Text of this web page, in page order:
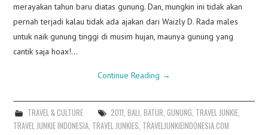
merayakan tahun baru diatas gunung. Dan, mungkin ini tidak akan
pernah terjadi kalau tidak ada ajakan dari Waizly D. Rada males
untuk naik gunung tinggi di musim hujan, maunya gunung yang
cantik saja hoax!…
Continue Reading →
TRAVEL & CULTURE 2011 BALI BATUR GUNUNG TRAVEL JUNKIE,
TRAVEL JUNKIE INDONESIA TRAVEL JUNKIES TRAVELJUNKIEINDONESIA.COM